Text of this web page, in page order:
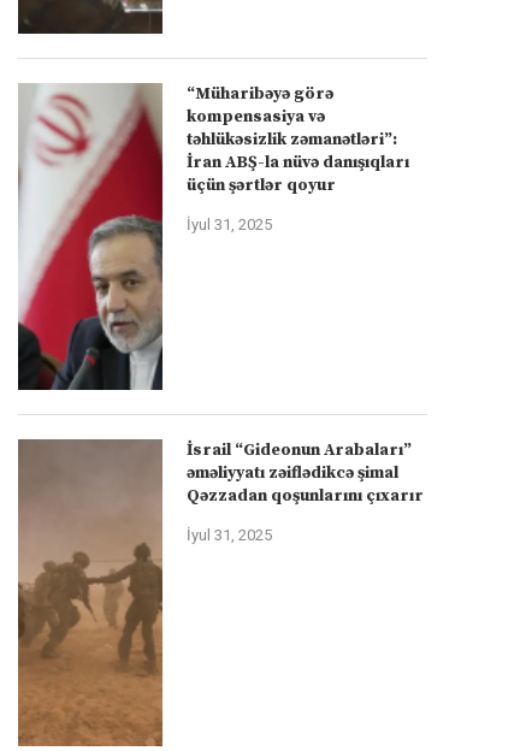
“Müharibəyə görə
kompensasiya və
təhlükəsizlik zəmanətləri”:
İran ABŞ-la nüvə danışıqları
üçün şərtlər qoyur
İyul 31, 2025
İsrail “Gideonun Arabaları”
əməliyyatı zəiflədikcə şimal
Qəzzadan qoşunlarını çıxarır
İyul 31, 2025